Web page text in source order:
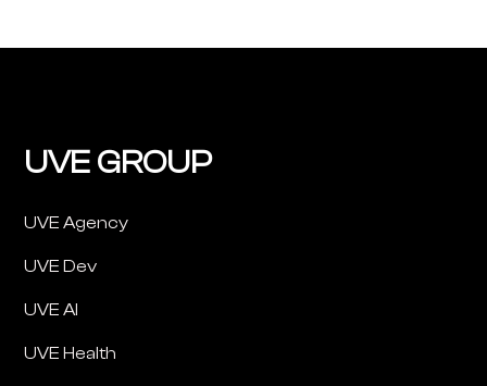
UVE GROUP
UVE Agency
UVE Dev
UVE AI
UVE Health